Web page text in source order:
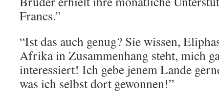
Francs.”
“Ist das auch genug? Sie wissen,
Afrika in Zusammenhang steht, mich
interessiert! Ich gebe jenem Lande
was ich selbst dort gewonnen!”